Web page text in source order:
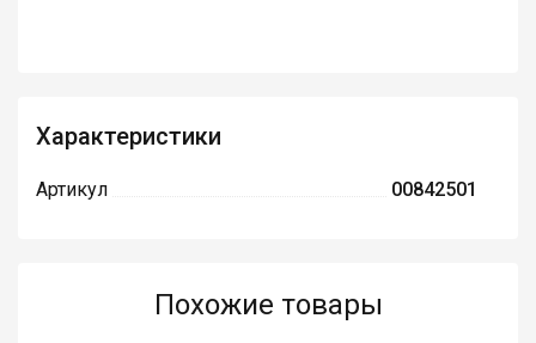
Характеристики
Артикул 00842501
Похожие товары